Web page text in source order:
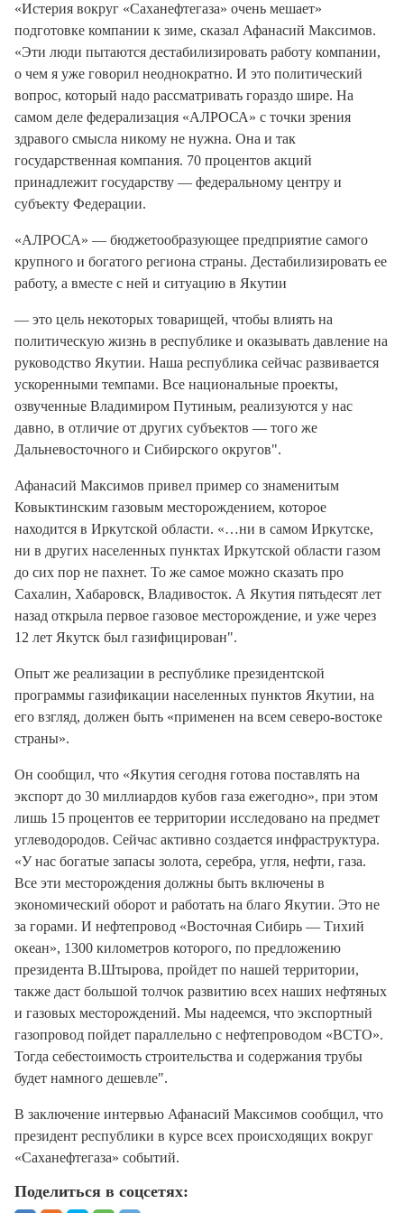
«Истерия вокруг «Саханефтегаза» очень мешает»
подготовке компании к зиме, сказал Афанасий Максимов.
«Эти люди пытаются дестабилизировать работу компании,
о чем я уже говорил неоднократно. И это политический
вопрос, который надо рассматривать гораздо шире. На
самом деле федерализация «АЛРОСА» с точки зрения
здравого смысла никому не нужна. Она и так
государственная компания. 70 процентов акций
принадлежит государству — федеральному центру и
субъекту Федерации.
«АЛРОСА» — бюджетообразующее предприятие самого
крупного и богатого региона страны. Дестабилизировать ее
работу, а вместе с ней и ситуацию в Якутии
— это цель некоторых товарищей, чтобы влиять на
политическую жизнь в республике и оказывать давление на
руководство Якутии. Наша республика сейчас развивается
ускоренными темпами. Все национальные проекты,
озвученные Владимиром Путиным, реализуются у нас
давно, в отличие от других субъектов — того же
Дальневосточного и Сибирского округов".
Афанасий Максимов привел пример со знаменитым
Ковыктинским газовым месторождением, которое
находится в Иркутской области. «…ни в самом Иркутске,
ни в других населенных пунктах Иркутской области газом
до сих пор не пахнет. То же самое можно сказать про
Сахалин, Хабаровск, Владивосток. А Якутия пятьдесят лет
назад открыла первое газовое месторождение, и уже через
12 лет Якутск был газифицирован".
Опыт же реализации в республике президентской
программы газификации населенных пунктов Якутии, на
его взгляд, должен быть «применен на всем северо-востоке
страны».
Он сообщил, что «Якутия сегодня готова поставлять на
экспорт до 30 миллиардов кубов газа ежегодно», при этом
лишь 15 процентов ее территории исследовано на предмет
углеводородов. Сейчас активно создается инфраструктура.
«У нас богатые запасы золота, серебра, угля, нефти, газа.
Все эти месторождения должны быть включены в
экономический оборот и работать на благо Якутии. Это не
за горами. И нефтепровод «Восточная Сибирь — Тихий
океан», 1300 километров которого, по предложению
президента В.Штырова, пройдет по нашей территории,
также даст большой толчок развитию всех наших нефтяных
и газовых месторождений. Мы надеемся, что экспортный
газопровод пойдет параллельно с нефтепроводом «ВСТО».
Тогда себестоимость строительства и содержания трубы
будет намного дешевле".
В заключение интервью Афанасий Максимов сообщил, что
президент республики в курсе всех происходящих вокруг
«Саханефтегаза» событий.
Поделиться в соцсетях: